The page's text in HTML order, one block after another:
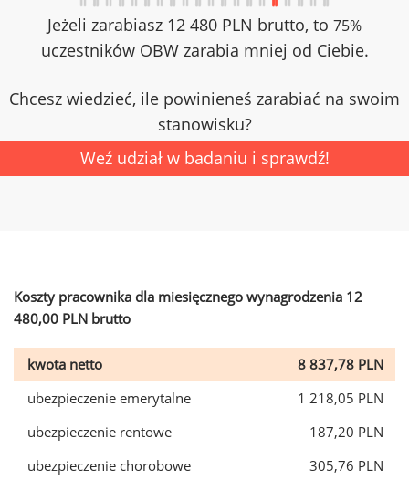
Jeżeli zarabiasz 12 480 PLN brutto, to 75%
uczestników OBW zarabia mniej od Ciebie.
Chcesz wiedzieć, ile powinieneś zarabiać na swoim
stanowisku?
Weź udział w badaniu i sprawdź!
Koszty pracownika dla miesięcznego wynagrodzenia 12
480,00 PLN brutto
kwota netto
8 837,78 PLN
ubezpieczenie emerytalne
1 218,05 PLN
ubezpieczenie rentowe
187,20 PLN
ubezpieczenie chorobowe
305,76 PLN